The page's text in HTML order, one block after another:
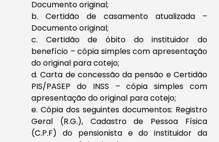
Documento original;
b. Certidão de casamento atualizada –
Documento original;
c. Certidão de óbito do instituidor do
benefício – cópia simples com apresentação
do original para cotejo;
d. Carta de concessão da pensão e Certidão
PIS/PASEP do INSS – cópia simples com
apresentação do original para cotejo;
e. Cópia dos seguintes documentos: Registro
Geral (R.G.), Cadastro de Pessoa Física
(C.P.F) do pensionista e do instituidor da